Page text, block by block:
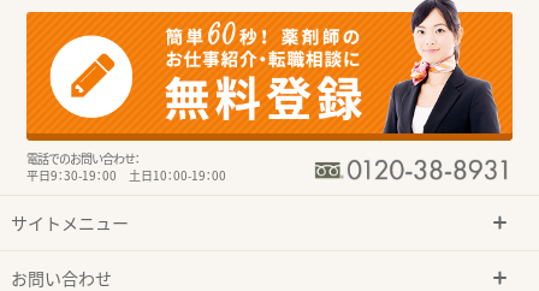
電話でのお問い合わせ：
平日9：30-19：00 土日10：00-19：00
サイトメニュー
お問い合わせ